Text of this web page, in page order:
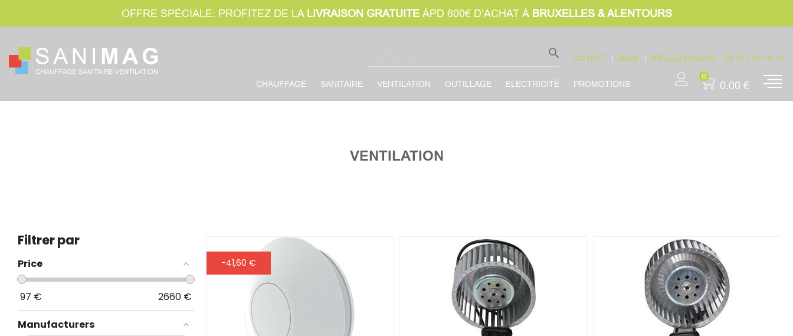
OFFRE SPÉCIALE: PROFITEZ DE LA LIVRAISON GRATUITEÀPD 600€ D’ACHAT À BRUXELLES & ALENTOURS
search CONTACT | DEVIS | APPELEZ-NOUS AU +32 (0) 2 361.35.10
CHAUFFAGE SANITAIRE VENTILATION OUTILLAGE ELECTRICITÉ PROMOTIONS
0
0.00 €
VENTILATION
Filtrer par
Price
97 € 2660€
Manufacturers
-41,60 €